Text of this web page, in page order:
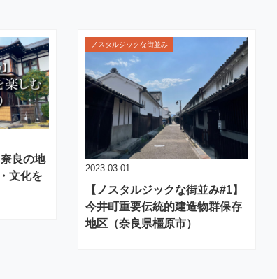
良の地
文化を
2023-03-01
ノスタルジックな街並み
【ノスタルジックな街並み#1】
今井町重要伝統的建造物群保存
地区（奈良県橿原市）